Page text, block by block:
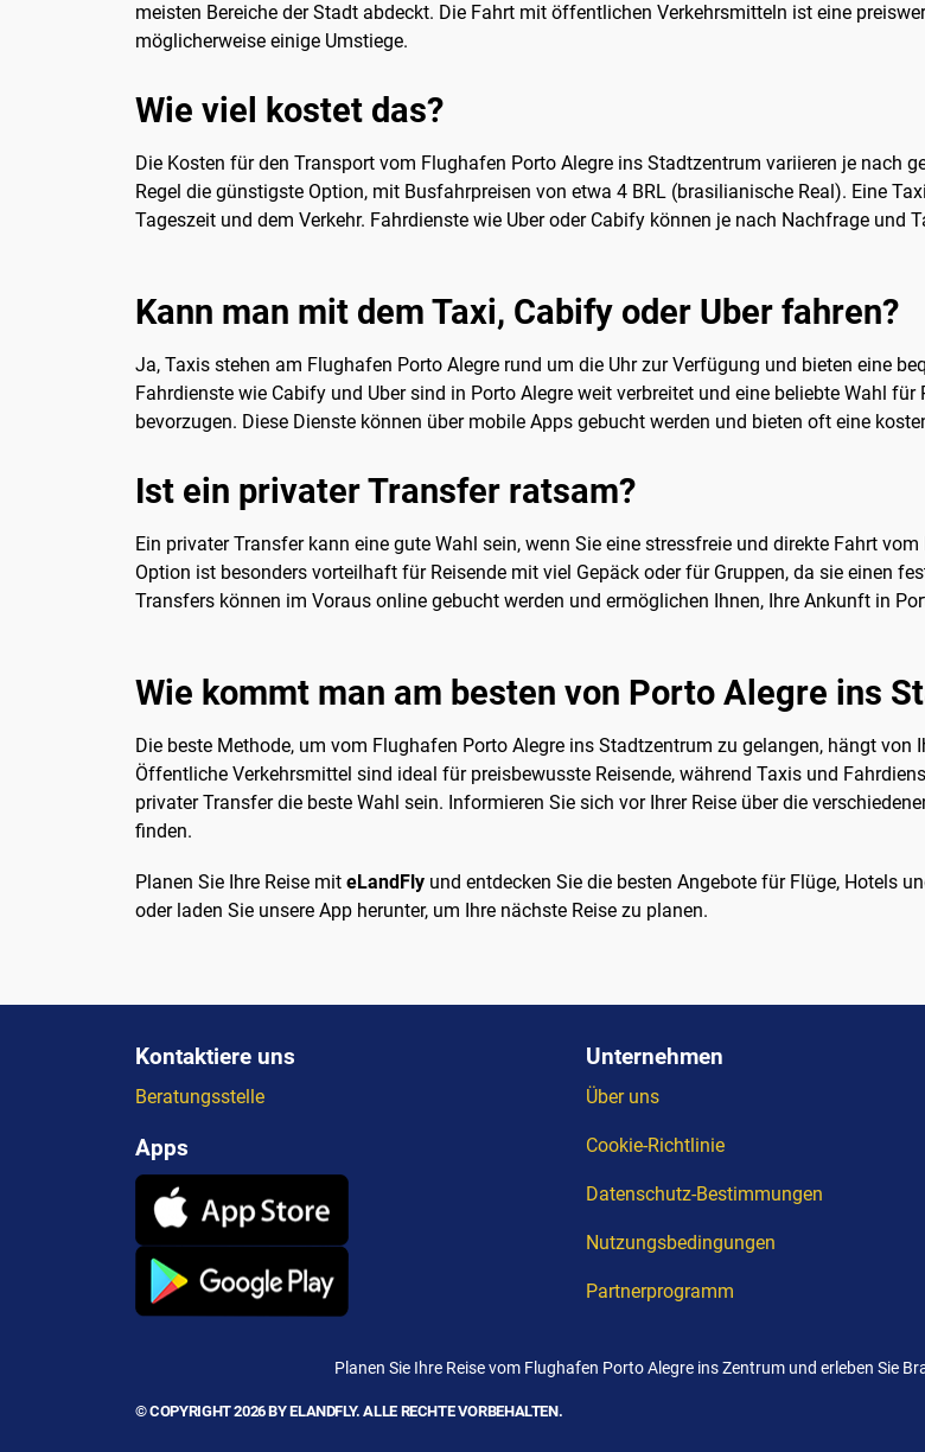
meisten Bereiche der Stadt abdeckt. Die Fahrt mit öffentlichen Verkehrsmitteln ist eine
möglicherweise einige Umstiege.
Wie viel kostet das?
Die Kosten für den Transport vom Flughafen Porto Alegre ins Stadtzentrum variieren je nach
Regel die günstigste Option, mit Busfahrpreisen von etwa 4 BRL (brasilianische Real). Eine
Tageszeit und dem Verkehr. Fahrdienste wie Uber oder Cabify können je nach Nachfrage und
Kann man mit dem Taxi, Cabify oder Uber fahren?
Ja, Taxis stehen am Flughafen Porto Alegre rund um die Uhr zur Verfügung und bieten eine
Fahrdienste wie Cabify und Uber sind in Porto Alegre weit verbreitet und eine beliebte Wahl
bevorzugen. Diese Dienste können über mobile Apps gebucht werden und bieten oft eine
Ist ein privater Transfer ratsam?
Ein privater Transfer kann eine gute Wahl sein, wenn Sie eine stressfreie und direkte Fahrt
Option ist besonders vorteilhaft für Reisende mit viel Gepäck oder für Gruppen, da sie einen
Transfers können im Voraus online gebucht werden und ermöglichen Ihnen, Ihre Ankunft in
Wie kommt man am besten von Porto Alegre ins
Die beste Methode, um vom Flughafen Porto Alegre ins Stadtzentrum zu gelangen, hängt
Öffentliche Verkehrsmittel sind ideal für preisbewusste Reisende, während Taxis und
privater Transfer die beste Wahl sein. Informieren Sie sich vor Ihrer Reise über die
finden.
Planen Sie Ihre Reise mit eLandFly und entdecken Sie die besten Angebote für Flüge, Hotels
oder laden Sie unsere App herunter, um Ihre nächste Reise zu planen.
Kontaktiere uns
Beratungsstelle
Apps
Unternehmen
Über uns
Cookie-Richtlinie
Datenschutz-Bestimmungen
Nutzungsbedingungen
Partnerprogramm
Planen Sie Ihre Reise vom Flughafen Porto Alegre ins Zentrum und erleben Sie
© COPYRIGHT 2026 BY ELANDFLY. ALLE RECHTE VORBEHALTEN.